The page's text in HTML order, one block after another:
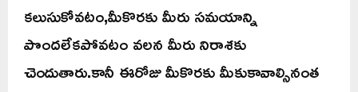
కలుసుకోవటం,మీకొరకు మీరు సమయాన్ని
పొందలేకపోవటం వలన మీరు నిరాశకు
చెందుతారు.కానీ ఈరోజు మీకొరకు మీకుకావాల్సినంత